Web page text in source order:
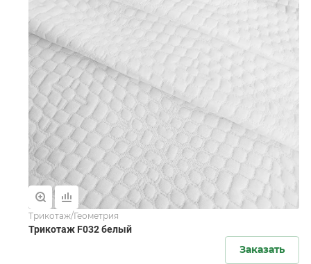
Трикотаж/Геометрия
Трикотаж F032 белый
Заказать